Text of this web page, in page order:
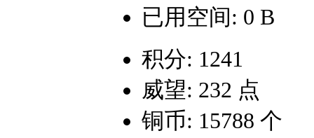
已用空间: 0 B
积分: 1241
威望: 232 点
铜币: 15788 个